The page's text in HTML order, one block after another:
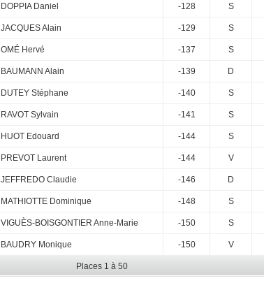
DOPPIA Daniel -128 S
JACQUES Alain -129 S
OMÉ Hervé -137 S
BAUMANN Alain -139 D
DUTEY Stéphane -140 S
RAVOT Sylvain -141 S
HUOT Edouard -144 S
PREVOT Laurent -144 V
JEFFREDO Claudie -146 D
MATHIOTTE Dominique -148 S
VIGUÈS-BOISGONTIER Anne-Marie -150 S
BAUDRY Monique -150 V
Places 1 à 50